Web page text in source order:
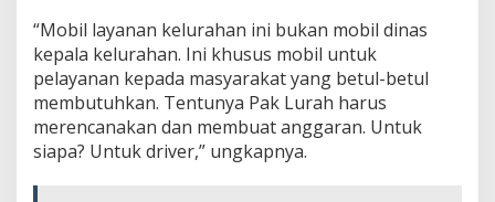
a
h
k
a
n
1
M
“Mobil layanan kelurahan ini bukan mobil dinas
kepala kelurahan. Ini khusus mobil untuk
pelayanan kepada masyarakat yang betul-betul
membutuhkan. Tentunya Pak Lurah harus
merencanakan dan membuat anggaran. Untuk
siapa? Untuk driver,” ungkapnya.